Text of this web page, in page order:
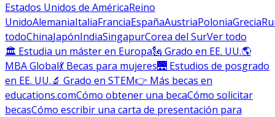
Estados Unidos de AméricaReino
UnidoAlemaniaItaliaFranciaEspañaAustriaPoloniaGrecia
todoChinaJapónIndiaSingapurCorea del SurVer todo
🏛 Estudia un máster en Europa🗽 Grado en EE. UU.🌎
MBA Global💃 Becas para mujeres🌉 Estudios de posgrado
en EE. UU.🔬 Grado en STEM👉 Más becas en
educations.comCómo obtener una becaCómo solicitar
becasCómo escribir una carta de presentación para